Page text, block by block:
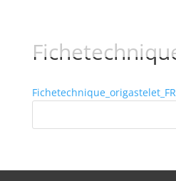
Fichetechnique_origastelet_FR